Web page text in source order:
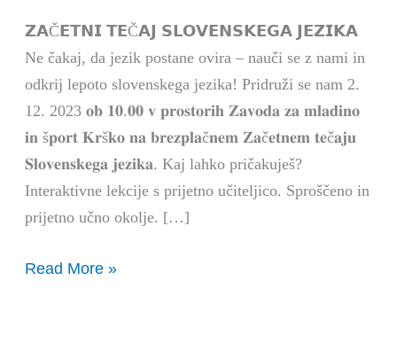
𝗭𝗔Č𝗘𝗧𝗡𝗜 𝗧𝗘Č𝗔𝗝 𝗦𝗟𝗢𝗩𝗘𝗡𝗦𝗞𝗘𝗚𝗔 𝗝𝗘𝗭𝗜𝗞𝗔
Ne čakaj, da jezik postane ovira – nauči se z nami in
odkrij lepoto slovenskega jezika! Pridruži se nam 2.
12. 2023 𝐨𝐛 𝟏𝟎.𝟎𝟎 𝐯 𝐩𝐫𝐨𝐬𝐭𝐨𝐫𝐢𝐡 𝐙𝐚𝐯𝐨𝐝𝐚 𝐳𝐚 𝐦𝐥𝐚𝐝𝐢𝐧𝐨
𝐢𝐧 š𝐩𝐨𝐫𝐭 𝐊𝐫š𝐤𝐨 𝐧𝐚 𝐛𝐫𝐞𝐳𝐩𝐥𝐚č𝐧𝐞𝐦 𝐙𝐚č𝐞𝐭𝐧𝐞𝐦 𝐭𝐞č𝐚𝐣𝐮
𝐒𝐥𝐨𝐯𝐞𝐧𝐬𝐤𝐞𝐠𝐚 𝐣𝐞𝐳𝐢𝐤𝐚. Kaj lahko pričakuješ?
Interaktivne lekcije s prijetno učiteljico. Sproščeno in
prijetno učno okolje. […]
jezika
Read More »